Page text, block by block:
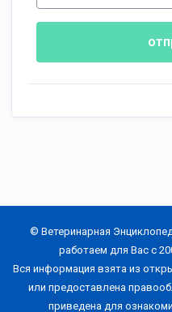
© Ветеринарная
работаем для Вас с
Вся информация взята из
или предоставлена
приведена для